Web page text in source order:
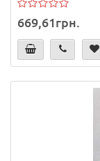
669,61грн.